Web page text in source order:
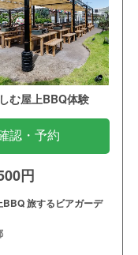
む屋上BBQ体験
認・予約
円
旅するビアガーデ